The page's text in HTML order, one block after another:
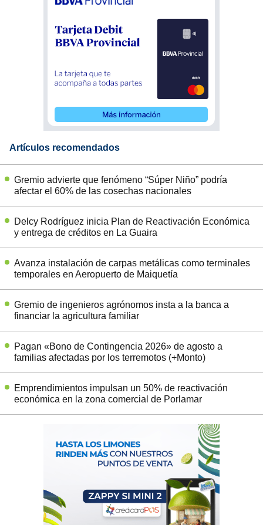
Artículos recomendados
Gremio advierte que fenómeno “Súper Niño” podría
afectar el 60% de las cosechas nacionales
Delcy Rodríguez inicia Plan de Reactivación Económica
y entrega de créditos en La Guaira
Avanza instalación de carpas metálicas como terminales
temporales en Aeropuerto de Maiquetía
Gremio de ingenieros agrónomos insta a la banca a
financiar la agricultura familiar
Pagan «Bono de Contingencia 2026» de agosto a
familias afectadas por los terremotos (+Monto)
Emprendimientos impulsan un 50% de reactivación
económica en la zona comercial de Porlamar